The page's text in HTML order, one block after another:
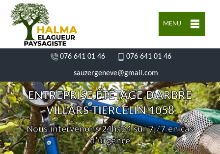
MENU
076 641 01 46 076 641 01 46
sauzergeneve@gmail.com
ENTREPRISE ÉTÊTAGE D'ARBRE
VILLARS-TIERCELIN 1058
Nous intervenons 24h/24 sur 7j/7 en cas
d'urgence